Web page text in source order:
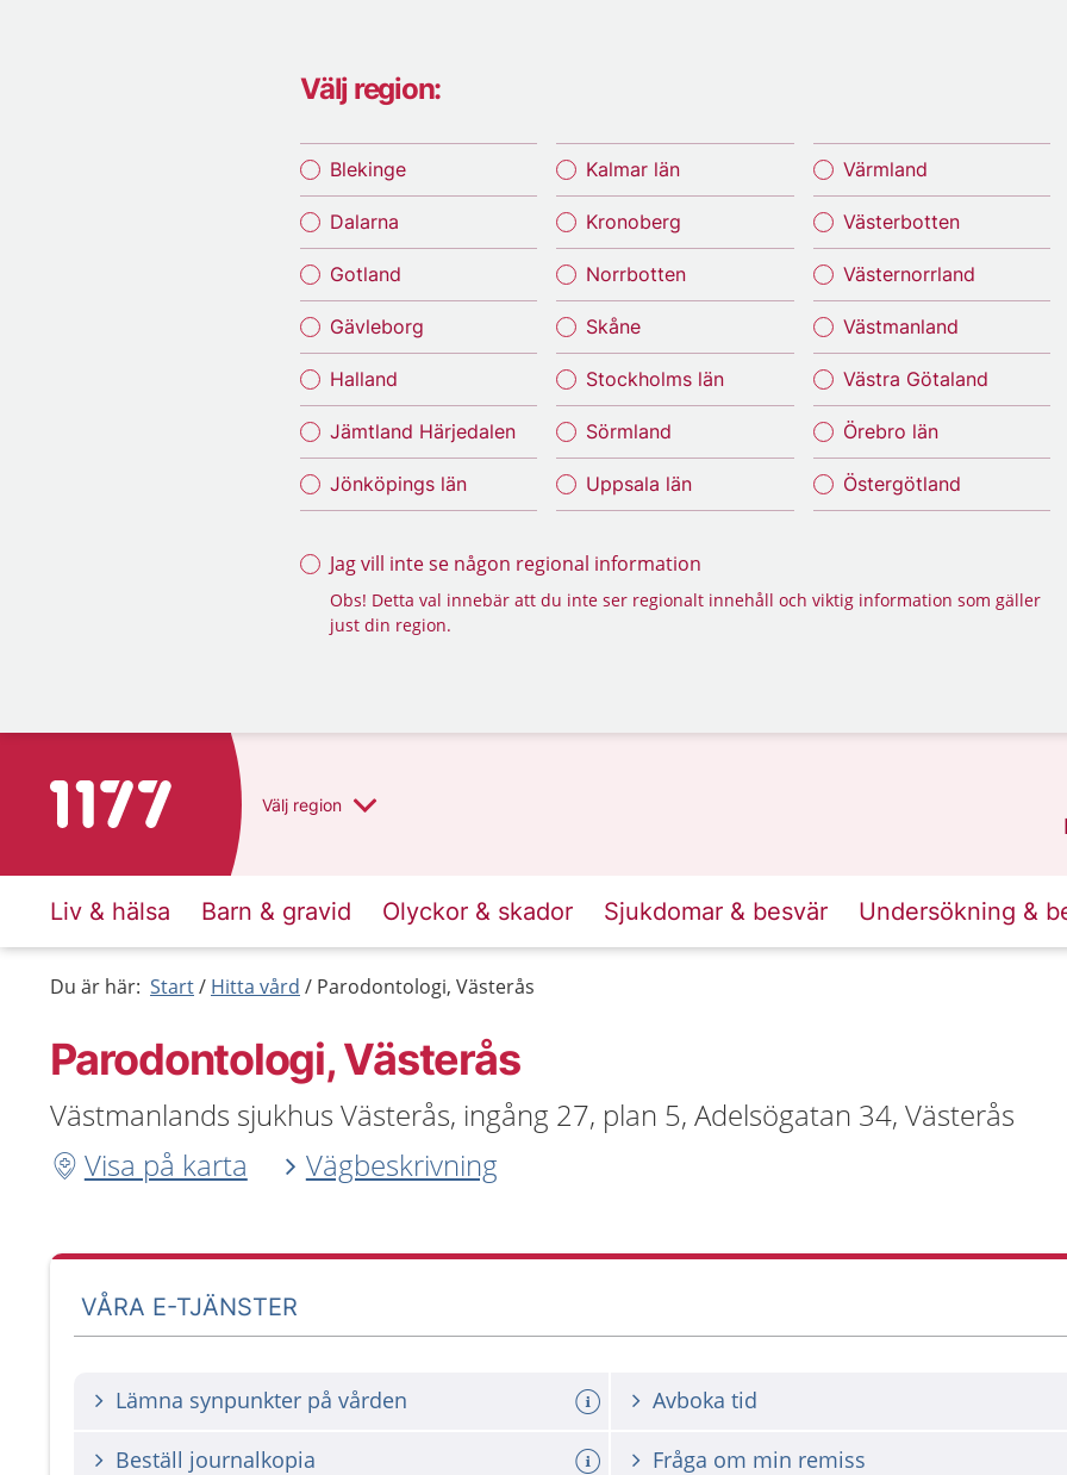
Välj region:
Blekinge
Dalarna
Gotland
Gävleborg
Halland
Jämtland Härjedalen
Jönköpings län
Kalmar län
Kronoberg
Norrbotten
Skåne
Stockholms län
Sörmland
Uppsala län
Värmland
Västerbotten
Västernorrland
Västmanland
Västra Götaland
Örebro län
Östergötland
Jag vill inte se någon regional information
Obs! Detta val innebär att du inte ser regionalt innehåll och viktig information som gäller
just din region.
Till startsidan för 1177 Välj region
Liv & hälsa Barn & gravid Olyckor & skador Sjukdomar & besvär Undersökning &
Du är här: Start Hitta vård Parodontologi, Västerås
Parodontologi, Västerås
Västmanlands sjukhus Västerås, ingång 27, plan 5, Adelsögatan 34, Västerås
Visa på karta
Vägbeskrivning
VÅRA E-TJÄNSTER
Lämna synpunkter på vården Avboka tid
Beställ journalkopia Fråga om min remiss